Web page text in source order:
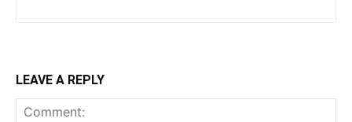
LEAVE A REPLY